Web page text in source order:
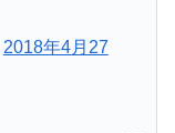
2018年4月27